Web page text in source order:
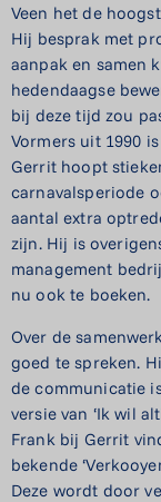
Veen het de
Hij besprak met
aanpak en samen
hedendaagse
bij deze tijd zou
Vormers uit 1990
Gerrit hoopt
carnavalsperiode
aantal extra
zijn. Hij is
management
nu ook te boeken.
Over de
goed te spreken.
de communicatie
versie van ‘Ik wil
Frank bij Gerrit
bekende
Deze wordt door